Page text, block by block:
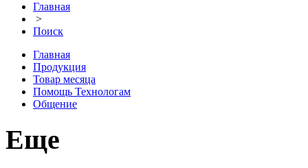
Главная
>
Поиск
Главная
Продукция
Товар месяца
Помощь Технологам
Общение
Еще